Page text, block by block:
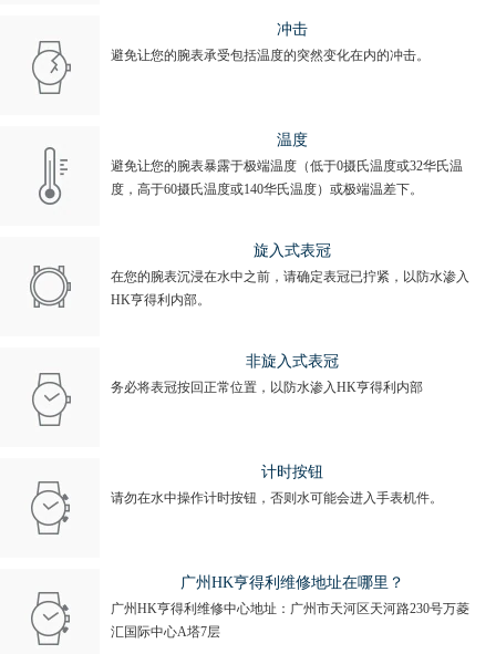
冲击
避免让您的腕表承受包括温度的突然变化在内的冲击。
温度
避免让您的腕表暴露于极端温度（低于0摄氏温度或32华氏温
度，高于60摄氏温度或140华氏温度）或极端温差下。
旋入式表冠
在您的腕表沉浸在水中之前，请确定表冠已拧紧，以防水渗入
HK亨得利内部。
非旋入式表冠
务必将表冠按回正常位置，以防水渗入HK亨得利内部
计时按钮
请勿在水中操作计时按钮，否则水可能会进入手表机件。
广州HK亨得利维修地址在哪里？
广州HK亨得利维修中心地址：广州市天河区天河路230号万菱
汇国际中心A塔7层